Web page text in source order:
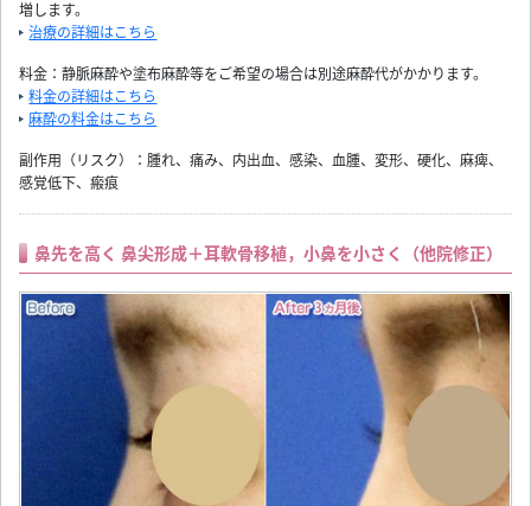
増します。
治療の詳細はこちら
料金：静脈麻酔や塗布麻酔等をご希望の場合は別途麻酔代がかかります。
料金の詳細はこちら
麻酔の料金はこちら
副作用（リスク）：腫れ、痛み、内出血、感染、血腫、変形、硬化、麻痺、
感覚低下、瘢痕
鼻先を高く 鼻尖形成＋耳軟骨移植，小鼻を小さく（他院修正）